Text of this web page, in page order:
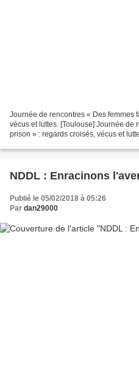
Journée de rencontres « Des femmes
vécus et luttes. [Toulouse] Journée de
prison » : regards croisés, vécus et
NDDL : Enracinons
Publié le 05/02/2018 à 05:26
Par dan29000